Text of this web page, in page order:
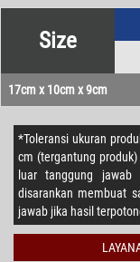
Size
17cm x 10cm x 9cm
*Toleransi ukuran
cm (tergantung
luar tanggung
disarankan membuat
jawab jika hasil